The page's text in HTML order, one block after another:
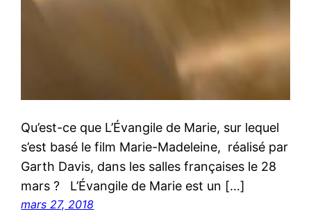
Qu’est-ce que L’Évangile de Marie, sur lequel
s’est basé le film Marie-Madeleine, réalisé par
Garth Davis, dans les salles françaises le 28
mars ? L’Évangile de Marie est un […]
mars 27, 2018